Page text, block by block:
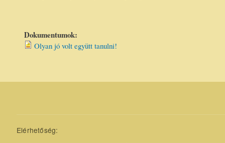
Dokumentumok:
Olyan jó volt együtt tanulni!
Elérhetőség: